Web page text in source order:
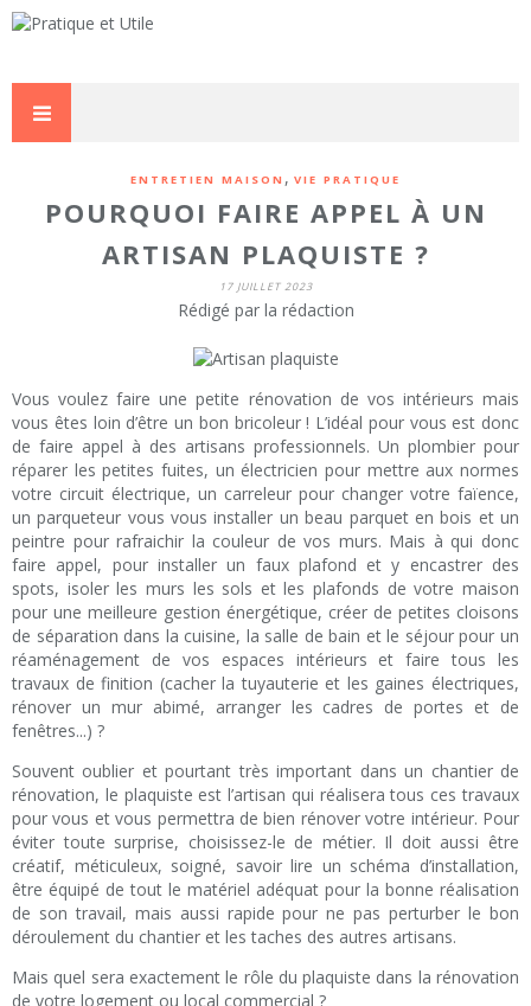
ENTRETIEN MAISON , VIE PRATIQUE
POURQUOI FAIRE APPEL À UN
ARTISAN PLAQUISTE ?
17 JUILLET 2023
Rédigé par la rédaction
Vous voulez faire une petite rénovation de vos intérieurs mais
vous êtes loin d’être un bon bricoleur ! L’idéal pour vous est donc
de faire appel à des artisans professionnels. Un plombier pour
réparer les petites fuites, un électricien pour mettre aux normes
votre circuit électrique, un carreleur pour changer votre faïence,
un parqueteur vous vous installer un beau parquet en bois et un
peintre pour rafraichir la couleur de vos murs. Mais à qui donc
faire appel, pour installer un faux plafond et y encastrer des
spots, isoler les murs les sols et les plafonds de votre maison
pour une meilleure gestion énergétique, créer de petites cloisons
de séparation dans la cuisine, la salle de bain et le séjour pour un
réaménagement de vos espaces intérieurs et faire tous les
travaux de finition (cacher la tuyauterie et les gaines électriques,
rénover un mur abimé, arranger les cadres de portes et de
fenêtres...) ?
Souvent oublier et pourtant très important dans un chantier de
rénovation, le plaquiste est l’artisan qui réalisera tous ces travaux
pour vous et vous permettra de bien rénover votre intérieur. Pour
éviter toute surprise, choisissez-le de métier. Il doit aussi être
créatif, méticuleux, soigné, savoir lire un schéma d’installation,
être équipé de tout le matériel adéquat pour la bonne réalisation
de son travail, mais aussi rapide pour ne pas perturber le bon
déroulement du chantier et les taches des autres artisans.
Mais quel sera exactement le rôle du plaquiste dans la rénovation
de votre logement ou local commercial ?